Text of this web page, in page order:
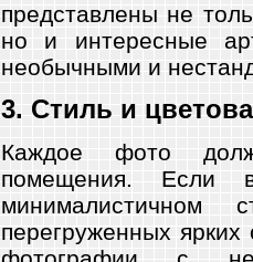
представлены не
но и интересные
необычными и
3. Стиль и
Каждое фото
помещения. Если
минималистичном
перегруженных